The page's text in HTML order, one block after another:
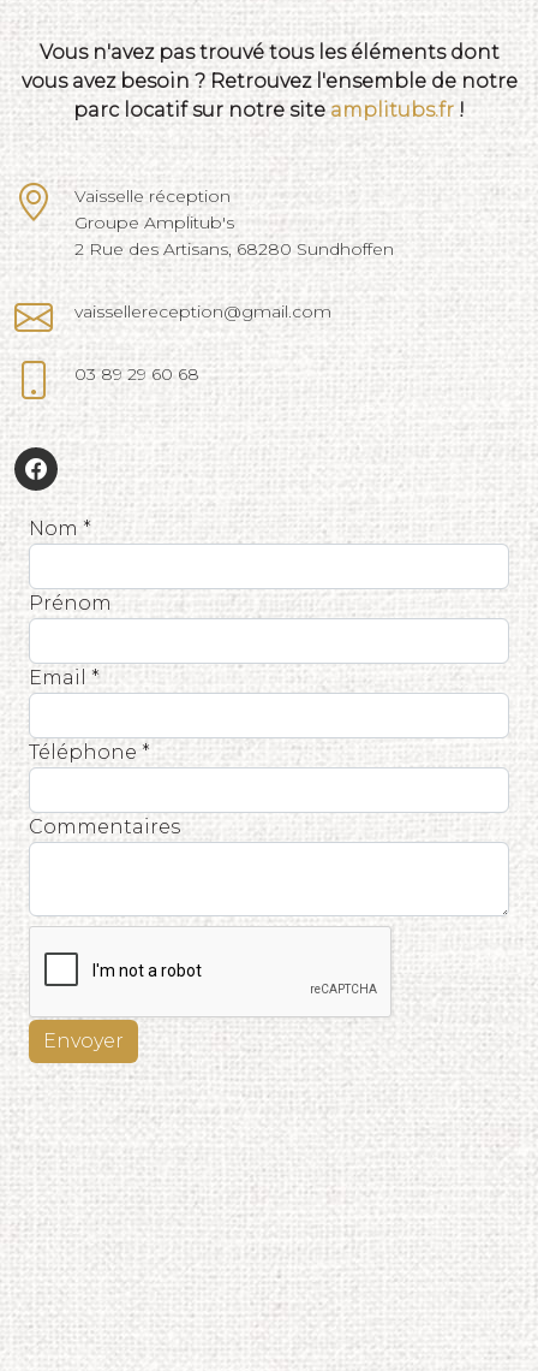
Vous n'avez pas trouvé tous les éléments dont
vous avez besoin ? Retrouvez l'ensemble de notre
parc locatif sur notre site amplitubs.fr !
Vaisselle réception
Groupe Amplitub's
2 Rue des Artisans, 68280 Sundhoffen
vaissellereception@gmail.com
03 89 29 60 68
Nom *
Prénom
Email *
Téléphone *
Commentaires
Envoyer